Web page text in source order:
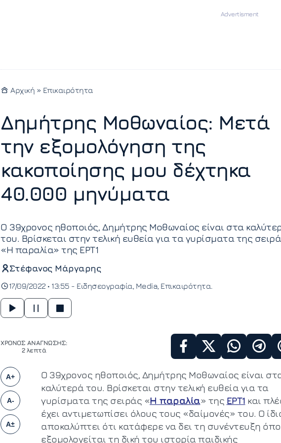
Αρχική » Επικαιρότητα
Δημήτρης Μοθωναίος: Μετά
την εξομολόγηση της
κακοποίησης μου δέχτηκα
40.000 μηνύματα
Ο 39χρονος ηθοποιός, Δημήτρης Μοθωναίος είναι στα
του. Βρίσκεται στην τελική ευθεία για τα γυρίσματα της
«Η παραλία» της ΕΡΤ1
Στέφανος Μάργαρης
17/09/2022 • 13:55 - Ειδησεογραφία Media Επικαιρότητα
ΧΡΟΝΟΣ ΑΝΑΓΝΩΣΗΣ:
2 λεπτά
A+
A-
A±
Ο 39χρονος ηθοποιός, Δημήτρης Μοθωναίος είναι
καλύτερά του. Βρίσκεται στην τελική ευθεία για τα
γυρίσματα της σειράς «Η παραλία» της ΕΡΤ1 και
έχει αντιμετωπίσει όλους τους «δαίμονές» του. Ο
αποκαλύπτει ότι κατάφερε να δει τη συνέντευξη
εξομολογείται τη δική του ιστορία παιδικής